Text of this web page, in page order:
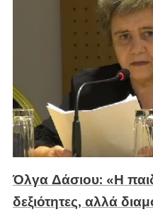
Όλγα Δάσιου: «Η
δεξιότητες, αλλά